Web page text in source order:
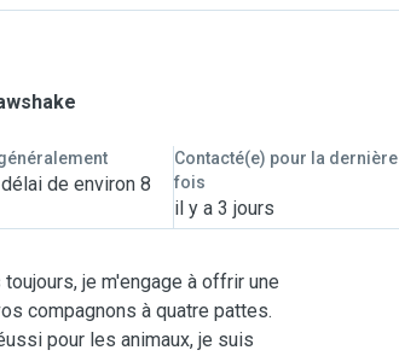
de environ 8
Contacté(e) pour la dernière
fois
il y a 3 jours
je m'engage à offrir une
compagnons à quatre pattes.
pour les animaux, je suis